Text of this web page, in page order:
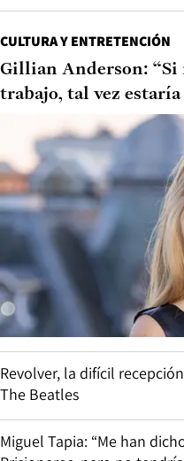
CULTURA Y ENTRETENCIÓN
Gillian Anderson:
trabajo, tal vez
Revolver, la difícil
The Beatles
Miguel Tapia: “Me han